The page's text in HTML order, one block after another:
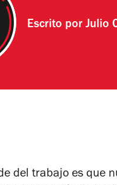
Escrito porJulio
del trabajo es que